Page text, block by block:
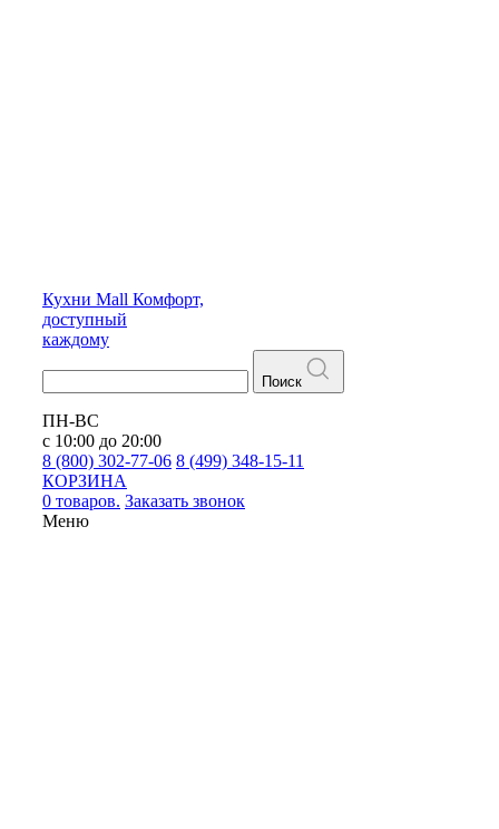
Кухни Mall Комфорт,
доступный
каждому
Поиск
ПН-ВС
с 10:00 до 20:00
8 (800) 302-77-06 8 (499) 348-15-11
КОРЗИНА
0 товаров. Заказать звонок
Меню